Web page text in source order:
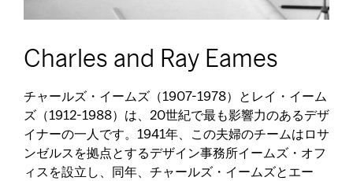
Charles and Ray Eames
チャールズ・イームズ（1907-1978）とレイ・イーム
ズ（1912-1988）は、20世紀で最も影響力のあるデザ
イナーの一人です。1941年、この夫婦のチームはロサ
ンゼルスを拠点とするデザイン事務所イームズ・オフ
ィスを設立し、同年、チャールズ・イームズとエー